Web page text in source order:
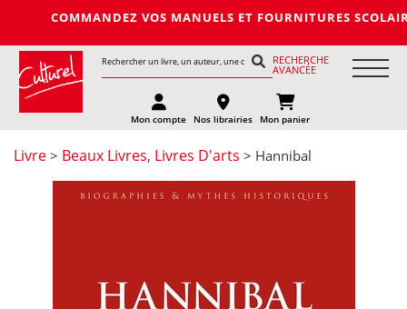
COMMANDEZ VOS MANUELS ET FOURNITURES
RECHERCHE
AVANCÉE
Mon compte Nos librairies Mon panier
Livre > Beaux Livres, Livres D'arts > Hannibal